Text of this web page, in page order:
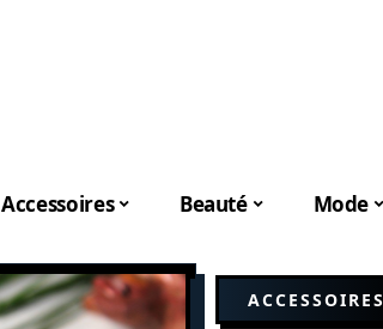
Accessoires Beauté Mode
ACCESSOIRES